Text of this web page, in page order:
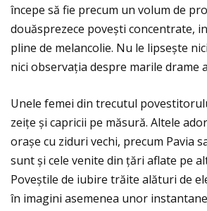
începe să fie precum un volum de
douăsprezece povești concentrate,
pline de melancolie. Nu le lipsește
nici observaţia despre marile drame
Unele femei din trecutul
zeiţe și capricii pe măsură. Altele
orașe cu ziduri vechi, precum Pavia
sunt și cele venite din ţări aflate pe
Poveștile de iubire trăite alături de
în imagini asemenea unor